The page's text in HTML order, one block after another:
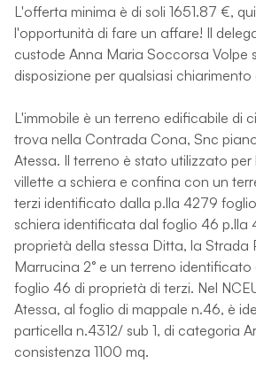
L'offerta minima è di soli 1651.87 €,
l'opportunità di fare un affare! Il
custode Anna Maria Soccorsa Volpe
disposizione per qualsiasi
L'immobile è un terreno edificabile di
trova nella Contrada Cona, Snc
Atessa. Il terreno è stato utilizzato
villette a schiera e confina con un
terzi identificato dalla p.lla 4279
schiera identificata dal foglio 46 p.lla
proprietà della stessa Ditta, la Strada
Marrucina 2° e un terreno
foglio 46 di proprietà di terzi. Nel
Atessa, al foglio di mappale n.46, è
particella n.4312/ sub 1, di categoria
consistenza 1100 mq.